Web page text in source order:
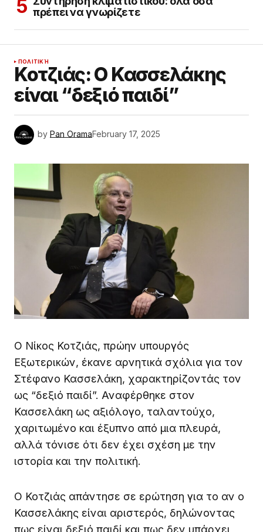
πρέπει να γνωρίζετε
ΠΟΛΙΤΙΚΉ
Κοτζιάς: Ο Κασσελάκης
είναι “δεξιό παιδί”
by Pan OramaFebruary 17, 2025
Ο Νίκος Κοτζιάς, πρώην υπουργός
Εξωτερικών, έκανε αρνητικά σχόλια για τον
Στέφανο Κασσελάκη, χαρακτηρίζοντάς τον
ως “δεξιό παιδί”. Αναφέρθηκε στον
Κασσελάκη ως αξιόλογο, ταλαντούχο,
χαριτωμένο και έξυπνο από μια πλευρά,
αλλά τόνισε ότι δεν έχει σχέση με την
ιστορία και την πολιτική.
Ο Κοτζιάς απάντησε σε ερώτηση για το αν ο
Κασσελάκης είναι αριστερός, δηλώνοντας
πως είναι δεξιό παιδί και πως δεν υπάρχει